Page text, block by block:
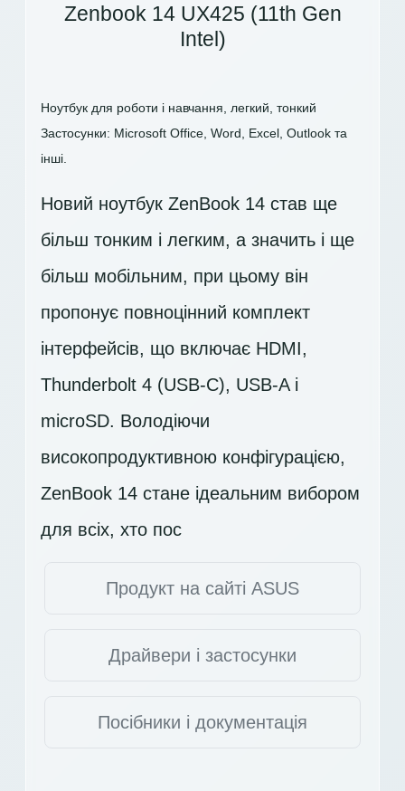
Zenbook 14 UX425 (11th Gen
Intel)
Ноутбук для роботи і навчання, легкий, тонкий
Застосунки: Microsoft Office, Word, Excel, Outlook та
інші.
Новий ноутбук ZenBook 14 став ще
більш тонким і легким, а значить і ще
більш мобільним, при цьому він
пропонує повноцінний комплект
інтерфейсів, що включає HDMI,
Thunderbolt 4 (USB-C), USB-A і
microSD. Володіючи
високопродуктивною конфігурацією,
ZenBook 14 стане ідеальним вибором
для всіх, хто пос
Продукт на сайті ASUS
Драйвери і застосунки
Посібники і документація